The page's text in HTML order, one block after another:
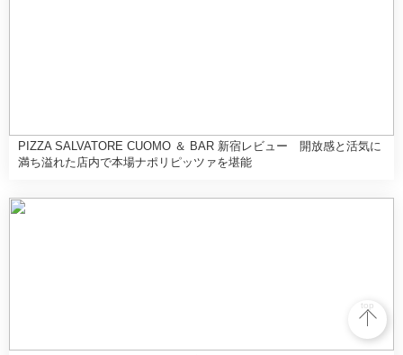
PIZZA SALVATORE CUOMO ＆ BAR 新宿レビュー 開放感と活気に
満ち溢れた店内で本場ナポリピッツァを堪能
top